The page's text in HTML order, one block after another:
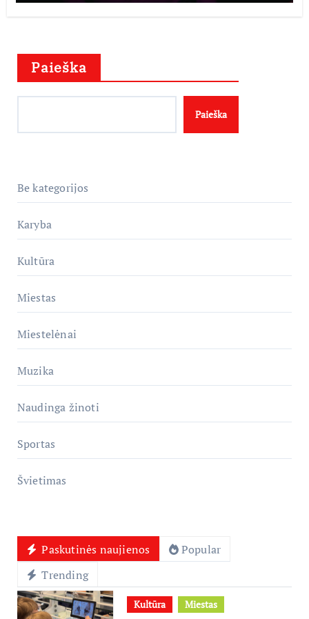
Paieška
Paieška
Be kategorijos
Karyba
Kultūra
Miestas
Miestelėnai
Muzika
Naudinga žinoti
Sportas
Švietimas
Paskutinės naujienos
Popular
Trending
Kultūra Miestas